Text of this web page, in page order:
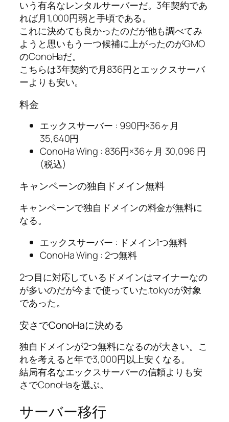
いう有名なレンタルサーバーだ。3年契約であ
れば月1,000円弱と手頃である。
これに決めても良かったのだが他も調べてみ
ようと思いもう一つ候補に上がったのがGMO
のConoHaだ。
こちらは3年契約で月836円とエックスサーバ
ーよりも安い。
料金
エックスサーバー : 990円×36ヶ月
35,640円
ConoHa Wing : 836円×36ヶ月 30,096 円
(税込)
キャンペーンの独自ドメイン無料
キャンペーンで独自ドメインの料金が無料に
なる。
エックスサーバー : ドメイン1つ無料
ConoHa Wing : 2つ無料
2つ目に対応しているドメインはマイナーなの
が多いのだが今まで使っていた.tokyoが対象
であった。
安さでConoHaに決める
独自ドメインが2つ無料になるのが大きい。こ
れを考えると年で3,000円以上安くなる。
結局有名なエックスサーバーの信頼よりも安
さでConoHaを選ぶ。
サーバー移行